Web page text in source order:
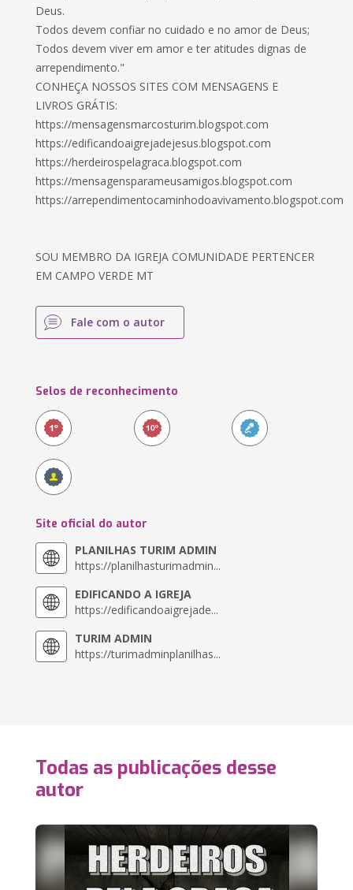
Deus.
Todos devem confiar no cuidado e no amor de Deus;
Todos devem viver em amor e ter atitudes dignas de
arrependimento."
CONHEÇA NOSSOS SITES COM MENSAGENS E
LIVROS GRÁTIS:
https://mensagensmarcosturim.blogspot.com
https://edificandoaigrejadejesus.blogspot.com
https://herdeirospelagraca.blogspot.com
https://mensagensparameusamigos.blogspot.com
https://arrependimentocaminhodoavivamento.blogspot.com
SOU MEMBRO DA IGREJA COMUNIDADE PERTENCER
EM CAMPO VERDE MT
Fale com o autor
Selos de reconhecimento
Site oficial do autor
PLANILHAS TURIM ADMIN
https://planilhasturimadmin...
EDIFICANDO A IGREJA
https://edificandoaigrejade...
TURIM ADMIN
https://turimadminplanilhas...
Todas as publicações desse
autor